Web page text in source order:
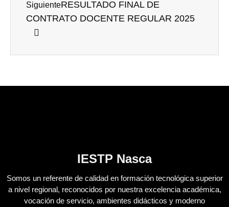
SiguienteRESULTADO FINAL DE
CONTRATO DOCENTE REGULAR 2025
IESTP Nasca
Somos un referente de calidad en formación tecnológica superior
a nivel regional, reconocidos por nuestra excelencia académica,
vocación de servicio, ambientes didácticos y moderno